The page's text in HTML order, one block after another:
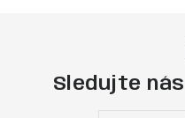
Sledujte